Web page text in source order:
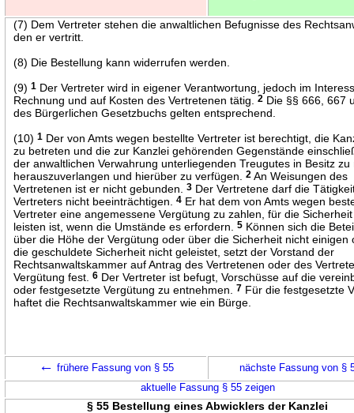
(7) Dem Vertreter stehen die anwaltlichen Befugnisse des
den er vertritt.
(8) Die Bestellung kann widerrufen werden.
(9)1 Der Vertreter wird in eigener Verantwortung, jedoch im
Rechnung und auf Kosten des Vertretenen tätig.2 Die §§ 666, 667
des Bürgerlichen Gesetzbuchs gelten entsprechend.
(10)1 Der von Amts wegen bestellte Vertreter ist berechtigt, die
zu betreten und die zur Kanzlei gehörenden Gegenstände
der anwaltlichen Verwahrung unterliegenden Treugutes in Besitz zu
herauszuverlangen und hierüber zu verfügen.2 An Weisungen des
Vertretenen ist er nicht gebunden.3 Der Vertretene darf die
Vertreters nicht beeinträchtigen.4 Er hat dem von Amts wegen
Vertreter eine angemessene Vergütung zu zahlen, für die
leisten ist, wenn die Umstände es erfordern.5 Können sich die
über die Höhe der Vergütung oder über die Sicherheit nicht einigen
die geschuldete Sicherheit nicht geleistet, setzt der Vorstand der
Rechtsanwaltskammer auf Antrag des Vertretenen oder des
Vergütung fest.6 Der Vertreter ist befugt, Vorschüsse auf die
oder festgesetzte Vergütung zu entnehmen.7 Für die festgesetzte
haftet die Rechtsanwaltskammer wie ein Bürge.
← frühere Fassung von § 55
nächste Fassung von §
aktuelle Fassung § 55 zeigen
§ 55 Bestellung eines Abwicklers der Kanzlei